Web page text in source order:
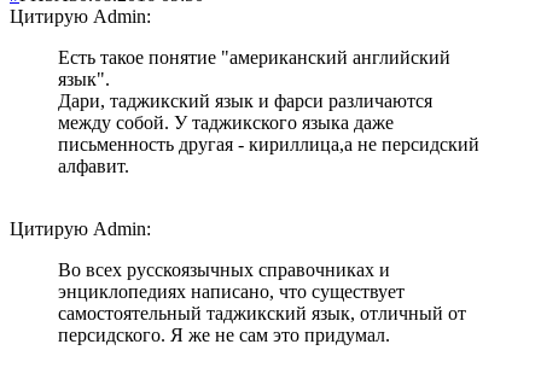
Цитирую Admin:
Есть такое понятие "американский английский
язык".
Дари, таджикский язык и фарси различаются
между собой. У таджикского языка даже
письменность другая - кириллица,а не персидский
алфавит.
Цитирую Admin:
Во всех русскоязычных справочниках и
энциклопедиях написано, что существует
самостоятельный таджикский язык, отличный от
персидского. Я же не сам это придумал.